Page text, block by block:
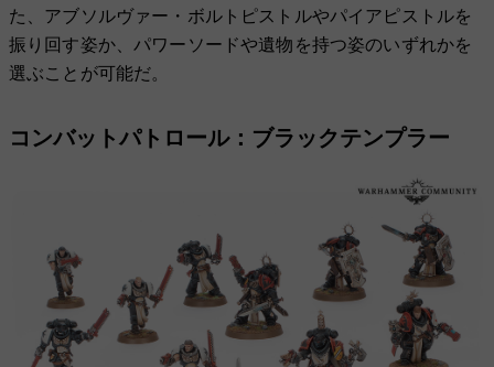
た、アブソルヴァー・ボルトピストルやパイアピストルを
振り回す姿か、パワーソードや遺物を持つ姿のいずれかを
選ぶことが可能だ。
コンバットパトロール：ブラックテンプラー